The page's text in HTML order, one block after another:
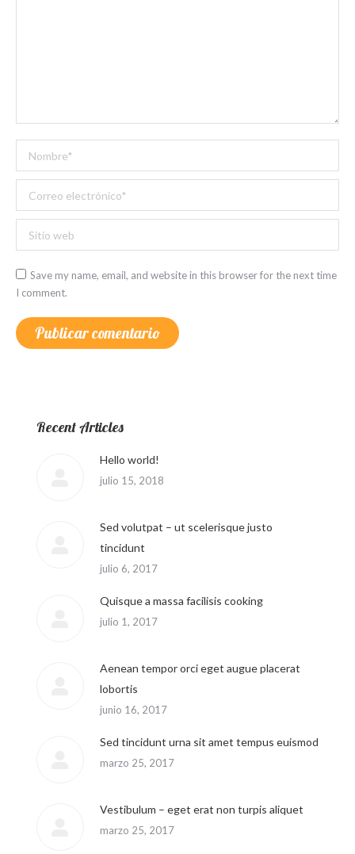
Save my name, email, and website in this browser for the next time
I comment.
Publicar comentario
Recent Articles
Hello world!
julio 15, 2018
Sed volutpat – ut scelerisque justo
tincidunt
julio 6, 2017
Quisque a massa facilisis cooking
julio 1, 2017
Aenean tempor orci eget augue placerat
lobortis
junio 16, 2017
Sed tincidunt urna sit amet tempus euismod
marzo 25, 2017
Vestibulum – eget erat non turpis aliquet
marzo 25, 2017